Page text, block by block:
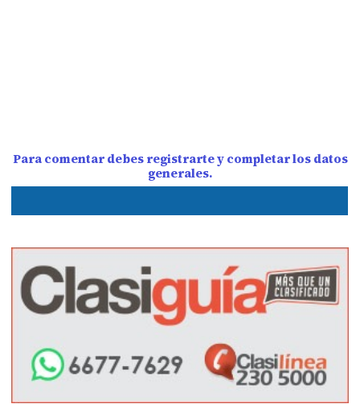
Para comentar debes registrarte y completar los datos
generales.